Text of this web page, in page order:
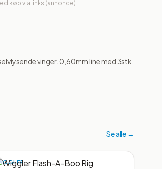
køb via links (annonce).
vinger. 0,60mm line med 3stk.
Se alle →